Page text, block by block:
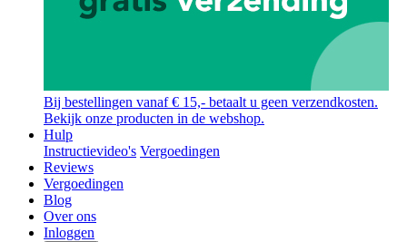
Bij bestellingen vanaf € 15,- betaalt u geen verzendkosten.
Bekijk onze producten in de webshop.
Hulp
Instructievideo's Vergoedingen
Reviews
Vergoedingen
Blog
Over ons
Inloggen